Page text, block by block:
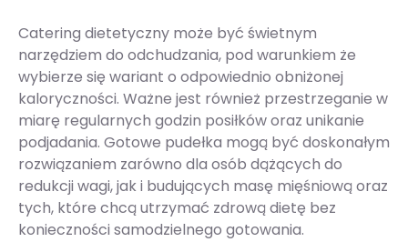
Catering dietetyczny może być świetnym
narzędziem do odchudzania, pod warunkiem że
wybierze się wariant o odpowiednio obniżonej
kaloryczności. Ważne jest również przestrzeganie w
miarę regularnych godzin posiłków oraz unikanie
podjadania. Gotowe pudełka mogą być doskonałym
rozwiązaniem zarówno dla osób dążących do
redukcji wagi, jak i budujących masę mięśniową oraz
tych, które chcą utrzymać zdrową dietę bez
konieczności samodzielnego gotowania.